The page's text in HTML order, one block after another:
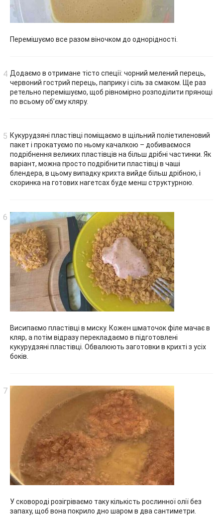
Перемішуємо все разом віночком до однорідності.
Додаємо в отримане тісто спеції: чорний мелений перець,
червоний гострий перець, паприку і сіль за смаком. Ще раз
ретельно перемішуємо, щоб рівномірно розподілити прянощі
по всьому об’єму кляру.
Кукурудзяні пластівці поміщаємо в щільний поліетиленовий
пакет і прокатуємо по ньому качалкою – добиваємося
подрібнення великих пластівців на більш дрібні частинки. Як
варіант, можна просто подрібнити пластівці в чаші
блендера, в цьому випадку крихта вийде більш дрібною, і
скоринка на готових нагетсах буде менш структурною.
Висипаємо пластівці в миску. Кожен шматочок філе мачає в
кляр, а потім відразу перекладаємо в підготовлені
кукурудзяні пластівці. Обвалюють заготовки в крихті з усіх
боків.
У сковороді розігріваємо таку кількість рослинної олії без
запаху, щоб вона покрило дно шаром в два сантиметри.